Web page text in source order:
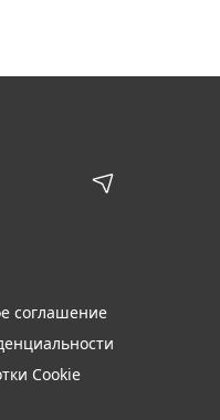
соглашение
Cookie